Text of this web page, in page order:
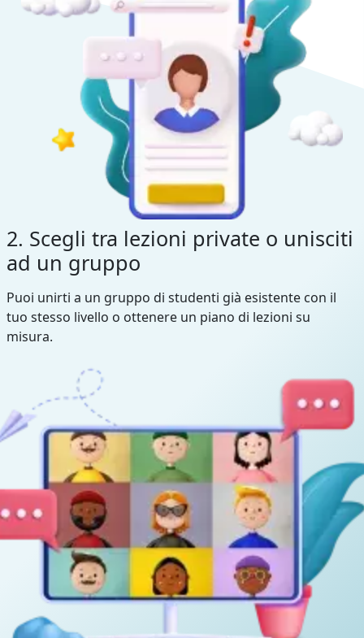
2. Scegli tra lezioni private o unisciti
ad un gruppo
Puoi unirti a un gruppo di studenti già esistente con il
tuo stesso livello o ottenere un piano di lezioni su
misura.